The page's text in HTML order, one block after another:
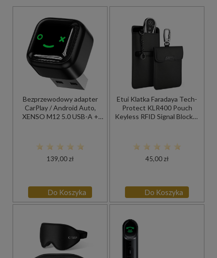
Bezprzewodowy adapter
CarPlay / Android Auto,
XENSO M12 5.0 USB-A +
139,00 zł
Do Koszyka
Etui Klatka Faradaya Tech-
Protect KLR400 Pouch
Keyless RFID Signal Blocker
45,00 zł
Do Koszyka